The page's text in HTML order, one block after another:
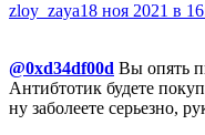
zloy_zaya18 ноя 2021 в
@0xd34df00d Вы опять
Антибтотик будете
ну заболеете серьезно,